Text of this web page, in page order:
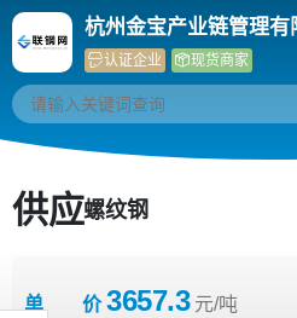
杭州金宝产业链管理有
认证企业 现货商家
供应螺纹钢
单 价3657.3 元/吨